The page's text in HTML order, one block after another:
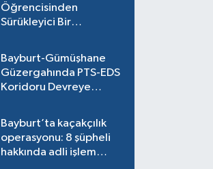
Öğrencisinden
Sürükleyici Bir
Bayburt-Gümüşhane
Güzergahında PTS-EDS
Koridoru Devreye
Bayburt’ta kaçakçılık
operasyonu: 8 şüpheli
hakkında adli işlem